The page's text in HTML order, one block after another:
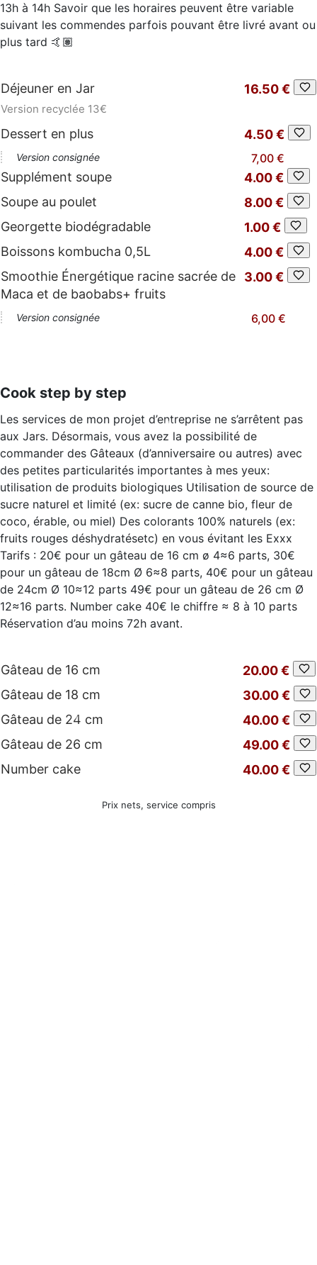
13h à 14h Savoir que les horaires peuvent être variable
suivant les commendes parfois pouvant être livré avant ou
plus tard 🤙🏽
Déjeuner en Jar
Version recyclée 13€
16.50 €
Dessert en plus 4.50 €
Version consignée 7,00 €
Supplément soupe
4.00 €
Soupe au poulet
8.00 €
Georgette biodégradable
1.00 €
Boissons kombucha 0,5L
4.00 €
Smoothie Énergétique racine sacrée de
Maca et de baobabs+ fruits
3.00 €
Version consignée 6,00 €
Cook step by step
Les services de mon projet d’entreprise ne s’arrêtent pas
aux Jars. Désormais, vous avez la possibilité de
commander des Gâteaux (d’anniversaire ou autres) avec
des petites particularités importantes à mes yeux:
utilisation de produits biologiques Utilisation de source de
sucre naturel et limité (ex: sucre de canne bio, fleur de
coco, érable, ou miel) Des colorants 100% naturels (ex:
fruits rouges déshydratésetc) en vous évitant les Exxx
Tarifs : 20€ pour un gâteau de 16 cm ø 4≈6 parts, 30€
pour un gâteau de 18cm Ø 6≈8 parts, 40€ pour un gâteau
de 24cm Ø 10≈12 parts 49€ pour un gâteau de 26 cm Ø
12≈16 parts. Number cake 40€ le chiffre ≈ 8 à 10 parts
Réservation d’au moins 72h avant.
Gâteau de 16 cm
20.00 €
Gâteau de 18 cm
30.00 €
Gâteau de 24 cm
40.00 €
Gâteau de 26 cm
49.00 €
Number cake
40.00 €
Prix nets, service compris